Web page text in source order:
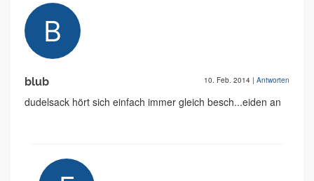
blub 10. Feb. 2014 | Antworten
dudelsack hört sich einfach immer gleich besch...eiden an